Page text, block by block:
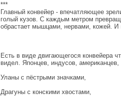
***
Главный конвейер - впечатляющее
голый кузов. С каждым метром
обрастает мышцами, нервами, кожей. И
Есть в виде двигающегося конвейера
видел. Японцев, индусов,
Уланы с пёстрыми значками,
Драгуны с конскими хвостами,